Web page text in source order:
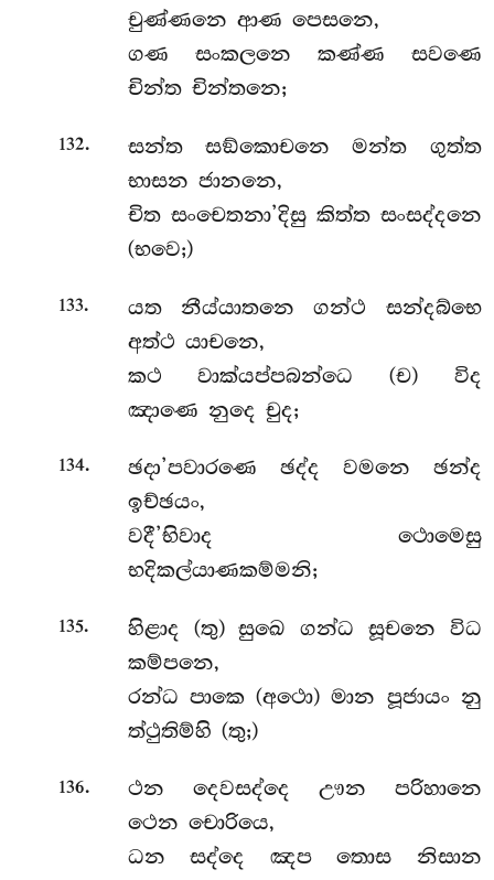
චුණ්ණනෙ ආණ පෙසනෙ,
ගණ සංකලනෙ කණ්ණ සවණෙ
චින්ත චින්තනෙ;
132.
සන්ත සඞ්කොචනෙ මන්ත ගුත්ත
භාසන ජානනෙ,
චිත සංචෙතනා’දිසු කිත්ත සංසද්දනෙ
(භවෙ;)
133.
යත නීය්යාතනෙ ගන්ථ සන්දබ්භෙ
අත්ථ යාචනෙ,
කථ වාක්යප්පබන්ධෙ (ච) විද
ඤාණෙ නුදෙ චුද;
134.
ඡදා’පවාරණෙ ඡද්ද වමනෙ ඡන්ද
ඉච්ඡයං,
වදී’භිවාද ථොමෙසු
භදිකල්යාණකම්මනි;
135.
හිළාද (තු) සුඛෙ ගන්ධ සූචනෙ විධ
කම්පනෙ,
රන්ධ පාකෙ (අථො) මාන පූජායං නු
ත්ථුතිම්හි (තු;)
136.
ථන දෙවසද්දෙ ඌන පරිහානෙ
ථෙන චොරියෙ,
ධන සද්දෙ ඤප තොස නිසාන